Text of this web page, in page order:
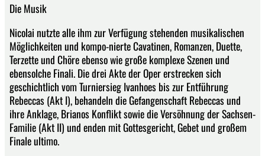
Die Musik
Nicolai nutzte alle ihm zur Verfügung stehenden musikalischen
Möglichkeiten und kompo-nierte Cavatinen, Romanzen, Duette,
Terzette und Chöre ebenso wie große komplexe Szenen und
ebensolche Finali. Die drei Akte der Oper erstrecken sich
geschichtlich vom Turniersieg Ivanhoes bis zur Entführung
Rebeccas (Akt I), behandeln die Gefangenschaft Rebeccas und
ihre Anklage, Brianos Konflikt sowie die Versöhnung der Sachsen-
Familie (Akt II) und enden mit Gottesgericht, Gebet und großem
Finale ultimo.